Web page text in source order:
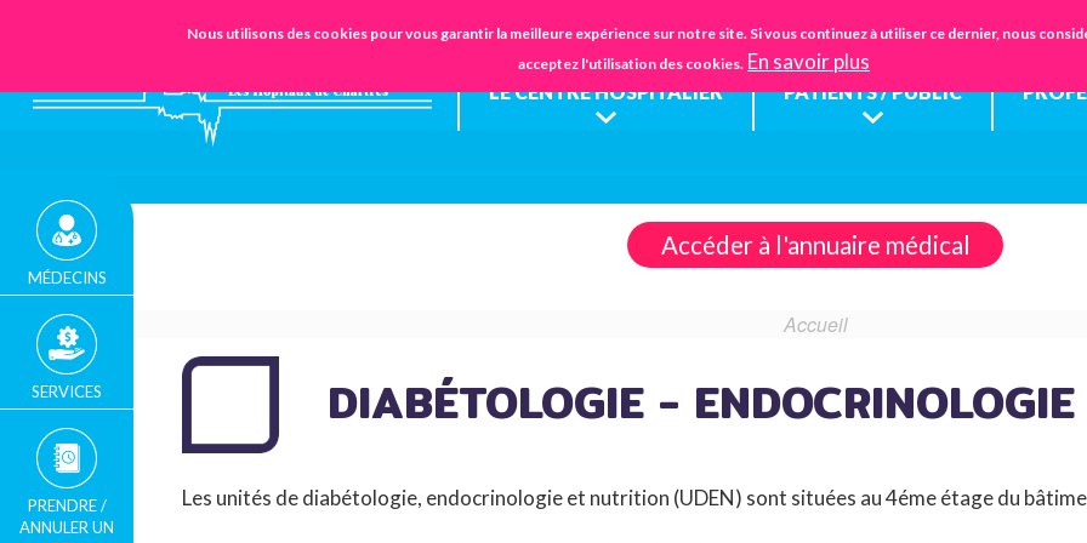
Nous utilisons des cookies pour vous garantir la meilleure expérience sur notre site. Si vous continuez à utiliser ce dernier, nous
acceptez l'utilisation des cookies. En savoir plus
au
principal
URGENCES 02.37.30.30.30 IFSANTÉ CHARTRES EHPAD
LE CENTRE HOSPITALIER PATIENTS / PUBLIC
MÉDECINS
SERVICES
PRENDRE /
ANNULER UN
Accéder à l'annuaire médical
FIL
D'ARIANE
Accueil
DIABÉTOLOGIE - ENDOCRINOLOGIE
Les unités de diabétologie, endocrinologie et nutrition (UDEN) sont situées au 4éme étage du